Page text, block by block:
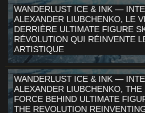
WANDERLUST ICE & INK —
ALEXANDER LIUBCHENKO, LE
DERRIÈRE ULTIMATE FIGURE
RÉVOLUTION QUI RÉINVENTE
ARTISTIQUE
WANDERLUST ICE & INK —
ALEXANDER LIUBCHENKO, THE
FORCE BEHIND ULTIMATE
THE REVOLUTION